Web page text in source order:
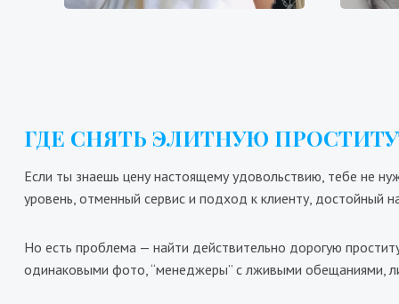
ГДЕ СНЯТЬ ЭЛИТНУЮ
Если ты знаешь цену настоящему удовольствию, тебе не
уровень, отменный сервис и подход к клиенту, достойный
Но есть проблема — найти действительно дорогую
одинаковыми фото, “менеджеры” с лживыми обещаниями,